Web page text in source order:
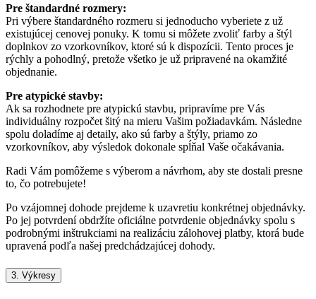
Pre štandardné rozmery:
Pri výbere štandardného rozmeru si jednoducho vyberiete z už
existujúcej cenovej ponuky. K tomu si môžete zvoliť farby a štýl
doplnkov zo vzorkovníkov, ktoré sú k dispozícii. Tento proces je
rýchly a pohodlný, pretože všetko je už pripravené na okamžité
objednanie.
Pre atypické stavby:
Ak sa rozhodnete pre atypickú stavbu, pripravíme pre Vás
individuálny rozpočet šitý na mieru Vašim požiadavkám. Následne
spolu doladíme aj detaily, ako sú farby a štýly, priamo zo
vzorkovníkov, aby výsledok dokonale spĺňal Vaše očakávania.
Radi Vám pomôžeme s výberom a návrhom, aby ste dostali presne
to, čo potrebujete!
Po vzájomnej dohode prejdeme k uzavretiu konkrétnej objednávky.
Po jej potvrdení obdržíte oficiálne potvrdenie objednávky spolu s
podrobnými inštrukciami na realizáciu zálohovej platby, ktorá bude
upravená podľa našej predchádzajúcej dohody.
3. Výkresy